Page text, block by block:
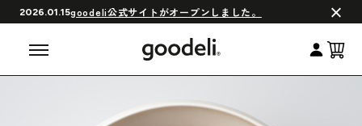
2026.01.15goodeli公式サイトがオープンしました。
会員制度について